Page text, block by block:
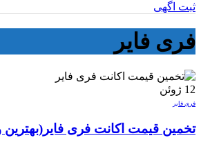
ثبت اگهی
فری فایر
12 ژوئن
فری فایر
تخمین قیمت اکانت فری